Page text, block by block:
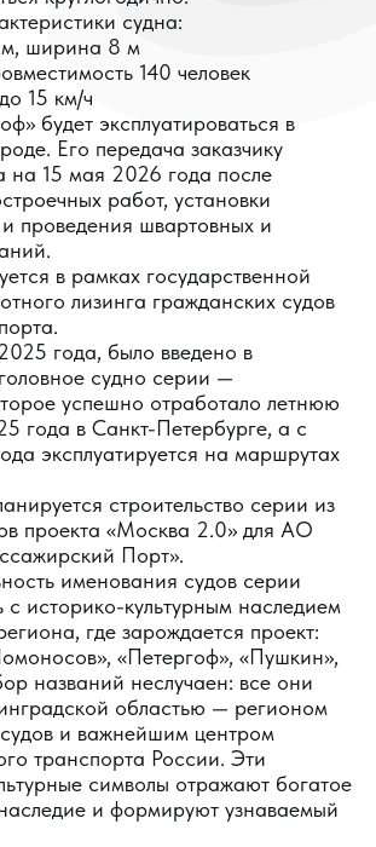
судна:
ширина 8 м
140 человек
15 км/ч
будет эксплуатироваться в
Его передача заказчику
на 15 мая 2026 года после
работ, установки
проведения швартовных и
в рамках государственной
лизинга гражданских судов
года, было введено в
судно серии —
успешно отработало летнюю
года в Санкт-Петербурге, а с
эксплуатируется на маршрутах
строительство серии из
проекта «Москва 2.0» для АО
Порт».
именования судов серии
с историко-культурным наследием
где зарождается проект:
«Петергоф», «Пушкин»,
названий неслучаен: все они
областью — регионом
судов и важнейшим центром
транспорта России. Эти
символы отражают богатое
и формируют узнаваемый